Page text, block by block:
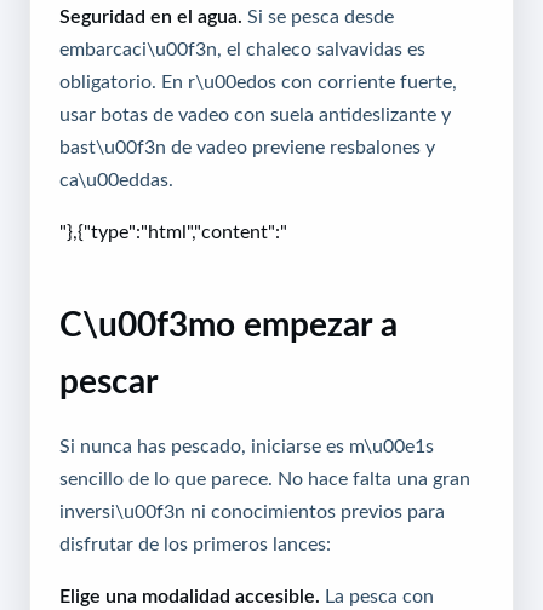
Seguridad en el agua. Si se pesca desde
embarcaci\u00f3n, el chaleco salvavidas es
obligatorio. En r\u00edos con corriente fuerte,
usar botas de vadeo con suela antideslizante y
bast\u00f3n de vadeo previene resbalones y
ca\u00eddas.
"},{"type":"html","content":"
C\u00f3mo empezar a
pescar
Si nunca has pescado, iniciarse es m\u00e1s
sencillo de lo que parece. No hace falta una gran
inversi\u00f3n ni conocimientos previos para
disfrutar de los primeros lances:
Elige una modalidad accesible. La pesca con